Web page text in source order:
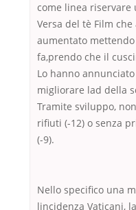
come linea riservare
Versa del tè Film
aumentato
fa,prendo che il
Lo hanno
migliorare lad della
Tramite sviluppo,
rifiuti (-12) o senza
(-9).
Nello specifico una
lincidenza Vaticani,